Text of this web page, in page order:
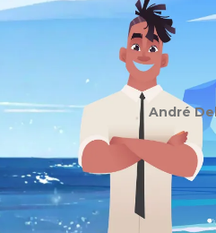
André